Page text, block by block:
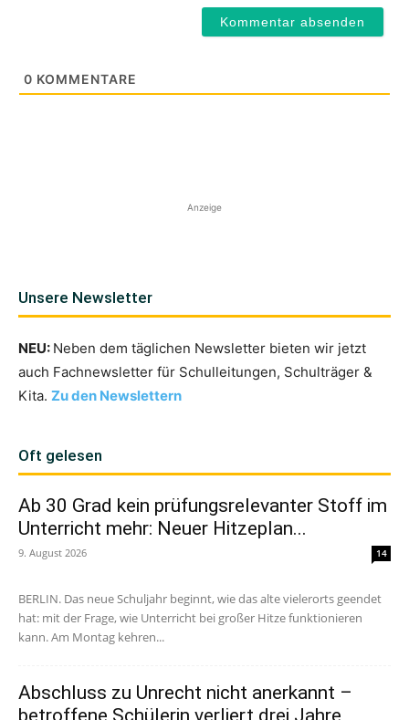
0 KOMMENTARE
Anzeige
Unsere Newsletter
NEU: Neben dem täglichen Newsletter bieten wir jetzt
auch Fachnewsletter für Schulleitungen, Schulträger &
Kita. Zu den Newslettern
Oft gelesen
Ab 30 Grad kein prüfungsrelevanter Stoff im
Unterricht mehr: Neuer Hitzeplan...
9. August 2026 14
BERLIN. Das neue Schuljahr beginnt, wie das alte vielerorts geendet
hat: mit der Frage, wie Unterricht bei großer Hitze funktionieren
kann. Am Montag kehren...
Abschluss zu Unrecht nicht anerkannt –
betroffene Schülerin verliert drei Jahre